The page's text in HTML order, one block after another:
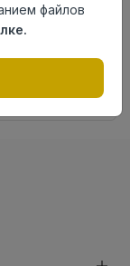
от
Проверяйте
комплектации
файлов